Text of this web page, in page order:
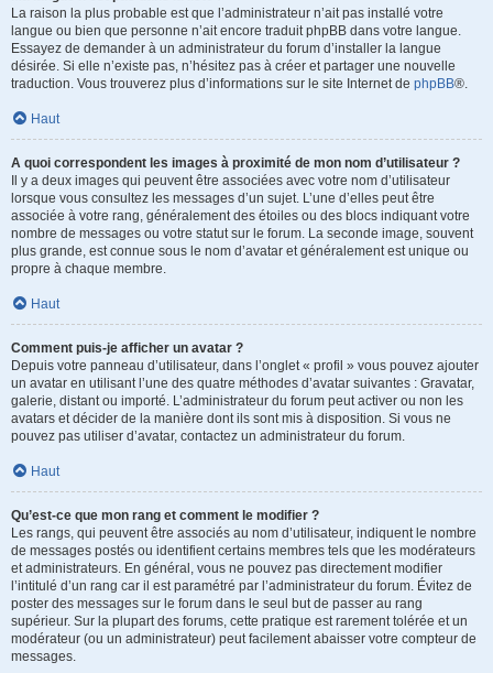
La raison la plus probable est que l’administrateur n’ait pas installé votre
langue ou bien que personne n’ait encore traduit phpBB dans votre langue.
Essayez de demander à un administrateur du forum d’installer la langue
désirée. Si elle n’existe pas, n’hésitez pas à créer et partager une nouvelle
traduction. Vous trouverez plus d’informations sur le site Internet de phpBB®.
Haut
A quoi correspondent les images à proximité de mon nom d’utilisateur ?
Il y a deux images qui peuvent être associées avec votre nom d’utilisateur
lorsque vous consultez les messages d’un sujet. L’une d’elles peut être
associée à votre rang, généralement des étoiles ou des blocs indiquant votre
nombre de messages ou votre statut sur le forum. La seconde image, souvent
plus grande, est connue sous le nom d’avatar et généralement est unique ou
propre à chaque membre.
Haut
Comment puis-je afficher un avatar ?
Depuis votre panneau d’utilisateur, dans l’onglet « profil » vous pouvez ajouter
un avatar en utilisant l’une des quatre méthodes d’avatar suivantes : Gravatar,
galerie, distant ou importé. L’administrateur du forum peut activer ou non les
avatars et décider de la manière dont ils sont mis à disposition. Si vous ne
pouvez pas utiliser d’avatar, contactez un administrateur du forum.
Haut
Qu’est-ce que mon rang et comment le modifier ?
Les rangs, qui peuvent être associés au nom d’utilisateur, indiquent le nombre
de messages postés ou identifient certains membres tels que les modérateurs
et administrateurs. En général, vous ne pouvez pas directement modifier
l’intitulé d’un rang car il est paramétré par l’administrateur du forum. Évitez de
poster des messages sur le forum dans le seul but de passer au rang
supérieur. Sur la plupart des forums, cette pratique est rarement tolérée et un
modérateur (ou un administrateur) peut facilement abaisser votre compteur de
messages.